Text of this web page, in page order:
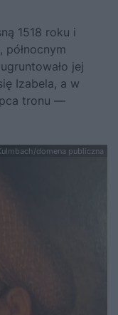
1518 roku i
północnym
jej
Izabela, a w
tronu —
domena publiczna